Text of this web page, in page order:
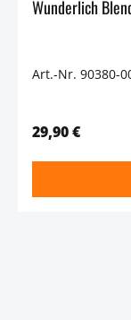
Art.-Nr. 90380-
29,90 €